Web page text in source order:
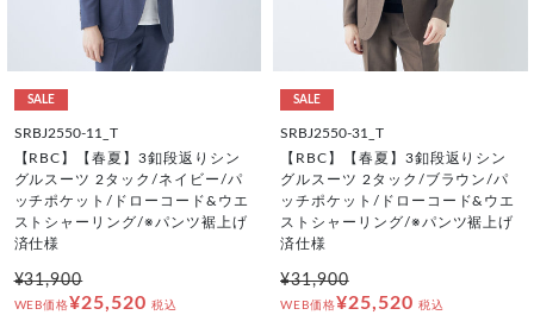
SALE
SRBJ2550-11_T
【RBC】【春夏】3釦段返りシン
グルスーツ 2タック/ネイビー/パ
ッチポケット/ドローコード&ウエ
ストシャーリング/※パンツ裾上げ
済仕様
¥31,900
WEB価格¥25,520 税込
SALE
SRBJ2550-31_T
【RBC】【春夏】3釦段返りシン
グルスーツ 2タック/ブラウン/パ
ッチポケット/ドローコード&ウエ
ストシャーリング/※パンツ裾上げ
済仕様
¥31,900
WEB価格¥25,520 税込